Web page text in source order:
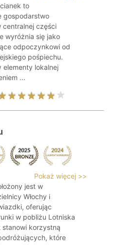
to
gospodarstwo
centralnej części
wyróżnia się jako
odpoczynkowi od
pośpiechu.
elementy lokalnej
...
Pokaż więcej >>
jest w
Włochy i
oferując
w pobliżu Lotniska
stanowi korzystną
które